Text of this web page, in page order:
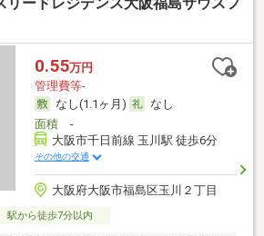
0.55万円
管理費等-
なし(1.1ヶ月)
なし
面積-
大阪市千日前線 玉川駅 徒歩6分
その他の交通
大阪府大阪市福島区玉川２丁目
駅から徒歩7分以内